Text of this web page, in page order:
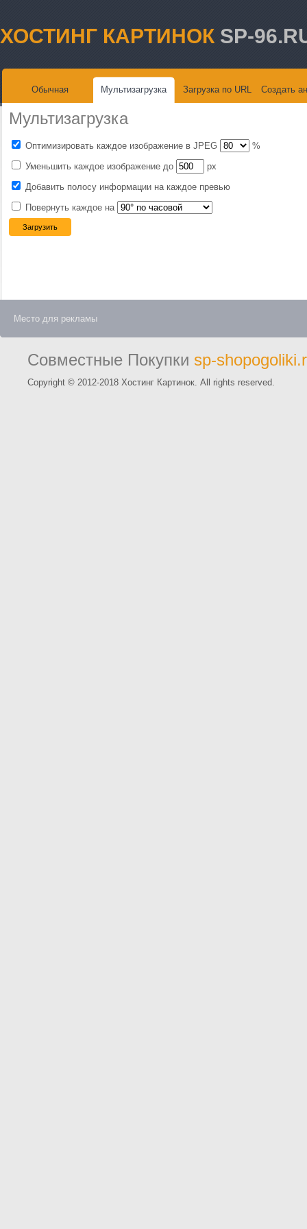
ХОСТИНГ КАРТИНОК SP-
Обычная Мультизагрузка Загрузка по URL Создать
Мультизагрузка
Оптимизировать каждое изображение в JPEG
%
Уменьшить каждое изображение до
px
Добавить полосу информации на каждое превью
Повернуть каждое на
Место для рекламы
Совместные Покупки sp-
Copyright © 2012-2018 Хостинг Картинок. All rights reserved.